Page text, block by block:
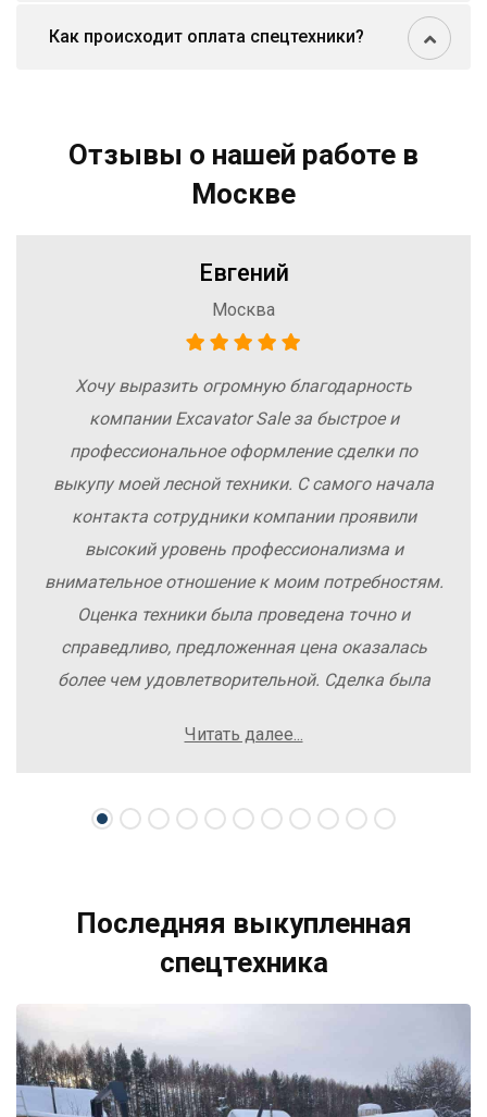
Как происходит оплата спецтехники?
Отзывы о нашей работе в
Москве
Евгений
Москва
Хочу выразить огромную благодарность
компании Excavator Sale за быстрое и
профессиональное оформление сделки по
выкупу моей лесной техники. С самого начала
контакта сотрудники компании проявили
высокий уровень профессионализма и
внимательное отношение к моим потребностям.
Оценка техники была проведена точно и
справедливо, предложенная цена оказалась
более чем удовлетворительной. Сделка была
осложнений. Рекомендую компанию Excavator
свою спецтехнику.
Читать далее...
Последняя выкупленная
спецтехника